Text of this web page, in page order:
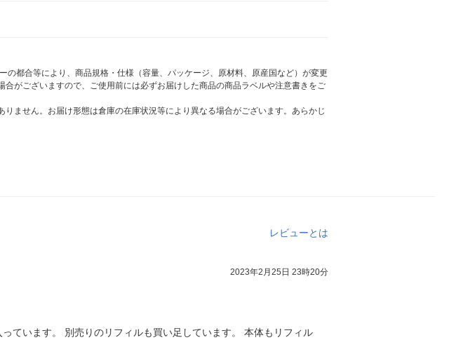
都合等により、商品規格・仕様（容量、パッケージ、原材料、原産国など）が変更
がございますので、ご使用前には必ずお届けした商品の商品ラベルや注意書きをご
ません。お届け形態は倉庫の在庫状況等により異なる場合がございます。あらかじ
レビューとは
2023年2月25日 23時20分
ています。 別売りのリフィルも買い足しています。 本体もリフィル